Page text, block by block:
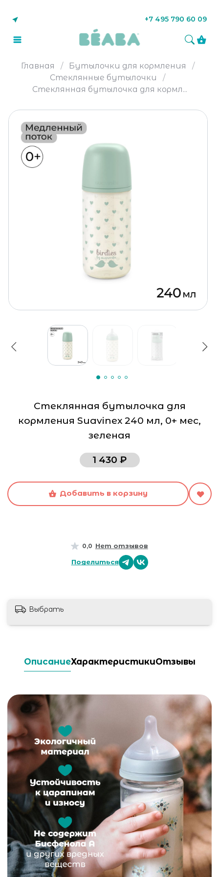
+7 495 790 60 09
Главная
Бутылочки для кормления
Стеклянные бутылочки
Стеклянная бутылочка для кормл...
Стеклянная бутылочка для
кормления Suavinex 240 мл, 0+ мес,
зеленая
0,0 Нет отзывов
Поделиться
1 430 ₽
Добавить в корзину
Выбрать
ОписаниеХарактеристикиОтзывы